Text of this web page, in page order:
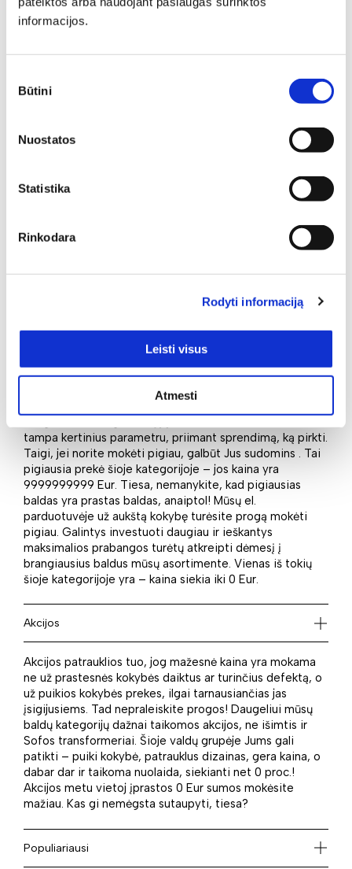
informacijos.
pasirinkimas
Būtini
Nuostatos
Statistika
Rinkodara
Rodyti informaciją
Leisti visus
Atmesti
gali tapti pagrindiniu akcentu, subalansuoti kambario
proporcijas ar tiesiog sukurti vietą atsipalaidavimui.
Jeigu Jums reikalingi kokybiški, stilingi ir ilgaamžiai
baldai, tai esate būtent ten, kur reikia, nes Sofos
tai, jog mūsų el. parduotuvėje turėsite šaunų pasirinkimą
– šie baldai skiriasi dizaino ypatumais, sudarydami
patalpoje derės geriausiai. 1 – tiek puikios kokybės prekių
Kokius aspektus vertinate, kai renkatės naują baldą?
Greičiausiai įvardysite medžiagas, matmenis, stilių,
tampa kertinius parametru, priimant sprendimą, ką pirkti.
Taigi, jei norite mokėti pigiau, galbūt Jus sudomins . Tai
pigiausia prekė šioje kategorijoje – jos kaina yra
9999999999 Eur. Tiesa, nemanykite, kad pigiausias
baldas yra prastas baldas, anaiptol! Mūsų el.
parduotuvėje už aukštą kokybę turėsite progą mokėti
pigiau. Galintys investuoti daugiau ir ieškantys
maksimalios prabangos turėtų atkreipti dėmesį į
brangiausius baldus mūsų asortimente. Vienas iš tokių
šioje kategorijoje yra – kaina siekia iki 0 Eur.
Akcijos
Akcijos patrauklios tuo, jog mažesnė kaina yra mokama
ne už prastesnės kokybės daiktus ar turinčius defektą, o
už puikios kokybės prekes, ilgai tarnausiančias jas
įsigijusiems. Tad nepraleiskite progos! Daugeliui mūsų
baldų kategorijų dažnai taikomos akcijos, ne išimtis ir
Sofos transformeriai. Šioje valdų grupėje Jums gali
patikti – puiki kokybė, patrauklus dizainas, gera kaina, o
dabar dar ir taikoma nuolaida, siekianti net 0 proc.!
Akcijos metu vietoj įprastos 0 Eur sumos mokėsite
mažiau. Kas gi nemėgsta sutaupyti, tiesa?
Populiariausi